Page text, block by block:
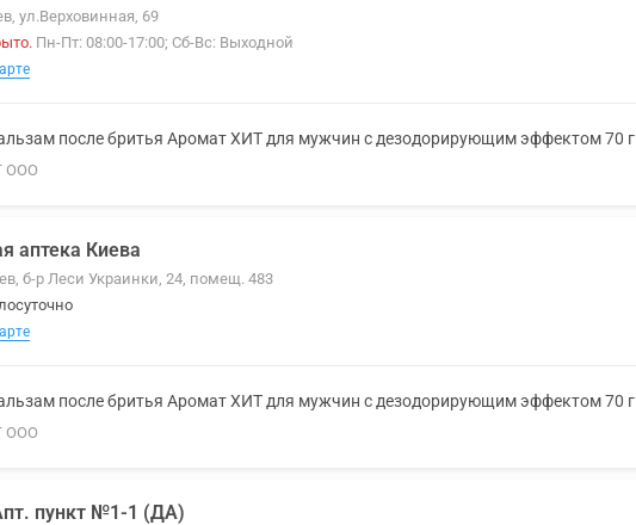
ул.Верховинная, 69
. Пн-Пт: 08:00-17:00; Сб-Вс: Выходной
после бритья Аромат ХИТ для мужчин с дезодорирующим эффектом 70 г
ООО
аптека Киева
б-р Леси Украинки, 24, помещ. 483
после бритья Аромат ХИТ для мужчин с дезодорирующим эффектом 70 г
ООО
пункт №1-1 (ДА)